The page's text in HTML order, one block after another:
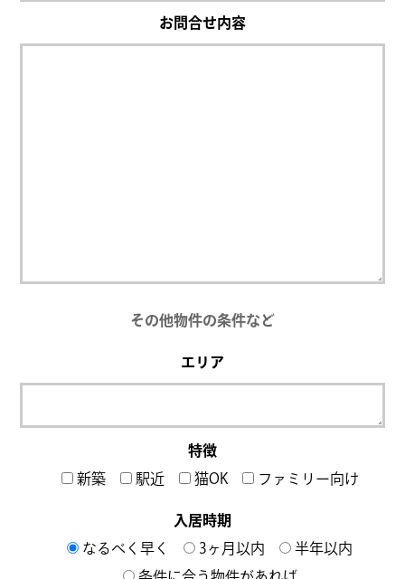
お問合せ内容
その他物件の条件など
エリア
特徴
新築
駅近 猫OK ファミリー向け
入居時期
なるべく早く
3ヶ月以内
半年以内